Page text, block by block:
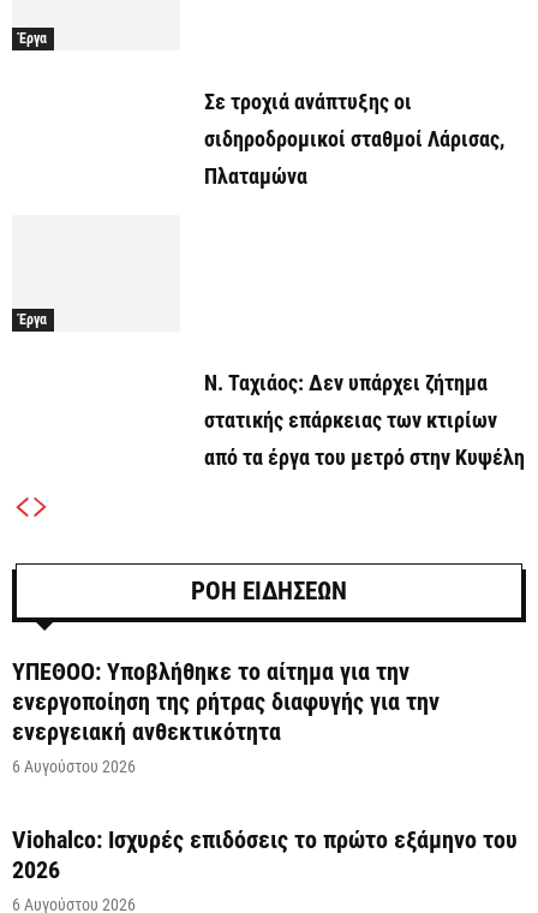
Έργα
Σε τροχιά ανάπτυξης οι
σιδηροδρομικοί σταθμοί Λάρισας,
Πλαταμώνα
Έργα
Ν. Ταχιάος: Δεν υπάρχει ζήτημα
στατικής επάρκειας των κτιρίων
από τα έργα του μετρό στην Κυψέλη
ΡΟΗ ΕΙΔΗΣΕΩΝ
ΥΠΕΘΟΟ: Υποβλήθηκε το αίτημα για την
ενεργοποίηση της ρήτρας διαφυγής για την
ενεργειακή ανθεκτικότητα
6 Αυγούστου 2026
Viohalco: Ισχυρές επιδόσεις το πρώτο εξάμηνο του
2026
6 Αυγούστου 2026